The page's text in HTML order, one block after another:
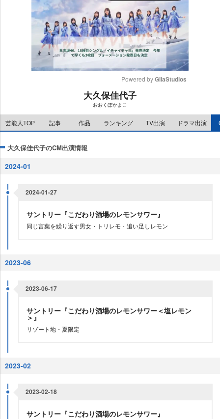
e
Powered by GliaStudios
大久保佳代子
おおくぼかよこ
芸能人TOP 記事 作品 ランキング TV出演 ドラマ出演
大久保佳代子のCM出演情報
2024-01
2024-01-27
サントリー『こだわり酒場のレモンサワー』
同じ言葉を繰り返す男女・トリレモ・追い足しレモン
2023-06
2023-06-17
サントリー『こだわり酒場のレモンサワー＜塩レモン
＞』
リゾート地・夏限定
2023-02
2023-02-18
サントリー『こだわり酒場のレモンサワー』